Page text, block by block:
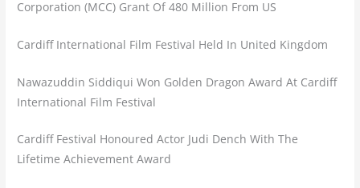
Corporation (MCC) Grant Of 480 Million From US
Cardiff International Film Festival Held In United Kingdom
Nawazuddin Siddiqui Won Golden Dragon Award At Cardiff
International Film Festival
Cardiff Festival Honoured Actor Judi Dench With The
Lifetime Achievement Award